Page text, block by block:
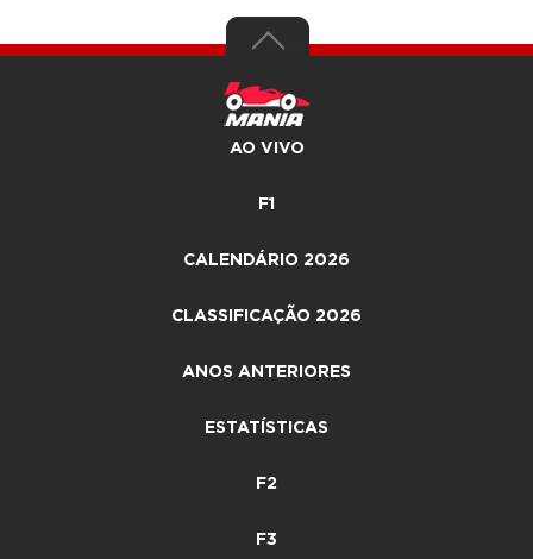
AO VIVO
F1
CALENDÁRIO 2026
CLASSIFICAÇÃO 2026
ANOS ANTERIORES
ESTATÍSTICAS
F2
F3